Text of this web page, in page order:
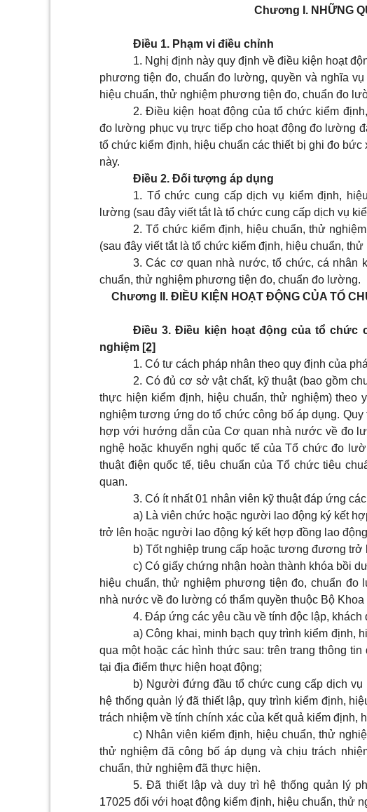
Chương I. NHỮNG
Điều 1. Phạm vi điều chỉnh
1. Nghị định này quy định về điều kiện hoạt
phương tiện đo, chuẩn đo lường, quyền và nghĩa
hiệu chuẩn, thử nghiệm phương tiện đo, chuẩn đo
2. Điều kiện hoạt động của tổ chức kiểm
đo lường phục vụ trực tiếp cho hoạt động đo lường
tổ chức kiểm định, hiệu chuẩn các thiết bị ghi đo
này.
Điều 2. Đối tượng áp dụng
1. Tổ chức cung cấp dịch vụ kiểm định,
lường (sau đây viết tắt là tổ chức cung cấp dịch vụ
2. Tổ chức kiểm định, hiệu chuẩn, thử
(sau đây viết tắt là tổ chức kiểm định, hiệu chuẩn,
3. Các cơ quan nhà nước, tổ chức, cá nhân
chuẩn, thử nghiệm phương tiện đo, chuẩn đo lường.
Chương II. ĐIỀU KIỆN HOẠT ĐỘNG CỦA TỔ
Điều 3. Điều kiện hoạt động của tổ chức
nghiệm [2]
1. Có tư cách pháp nhân theo quy định của
2. Có đủ cơ sở vật chất, kỹ thuật (bao gồm
thực hiện kiểm định, hiệu chuẩn, thử nghiệm) theo
nghiệm tương ứng do tổ chức công bố áp dụng.
hợp với hướng dẫn của Cơ quan nhà nước về đo
nghệ hoặc khuyến nghị quốc tế của Tổ chức đo
thuật điện quốc tế, tiêu chuẩn của Tổ chức tiêu
quan.
3. Có ít nhất 01 nhân viên kỹ thuật đáp ứng
a) Là viên chức hoặc người lao động ký kết
trở lên hoặc người lao động ký kết hợp đồng lao
b) Tốt nghiệp trung cấp hoặc tương đương trở
c) Có giấy chứng nhận hoàn thành khóa bồi
hiệu chuẩn, thử nghiệm phương tiện đo, chuẩn
nhà nước về đo lường có thẩm quyền thuộc Bộ Khoa
4. Đáp ứng các yêu cầu về tính độc lập, khách
a) Công khai, minh bạch quy trình kiểm định,
qua một hoặc các hình thức sau: trên trang thông
tại địa điểm thực hiện hoạt động;
b) Người đứng đầu tổ chức cung cấp dịch
hệ thống quản lý đã thiết lập, quy trình kiểm định,
trách nhiệm về tính chính xác của kết quả kiểm định,
c) Nhân viên kiểm định, hiệu chuẩn, thử
thử nghiệm đã công bố áp dụng và chịu trách
chuẩn, thử nghiệm đã thực hiện.
5. Đã thiết lập và duy trì hệ thống quản lý
17025 đối với hoạt động kiểm định, hiệu chuẩn, thử